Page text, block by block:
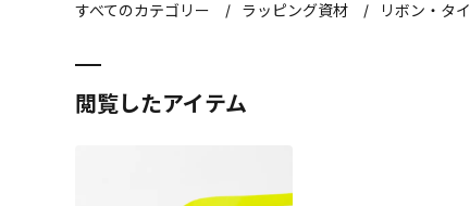
すべてのカテゴリー ラッピング資材 リボン・タイ
閲覧したアイテム